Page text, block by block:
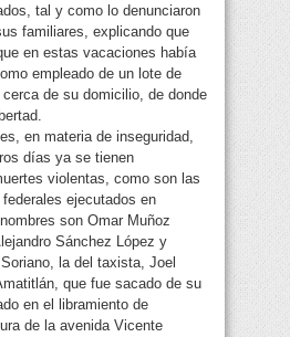
tal y como lo denunciaron
familiares, explicando que
en estas vacaciones había
empleado de un lote de
de su domicilio, de donde
en materia de inseguridad,
días ya se tienen
violentas, como son las
ejecutados en
son Omar Muñoz
Sánchez López y
la del taxista, Joel
que fue sacado de su
en el libramiento de
de la avenida Vicente